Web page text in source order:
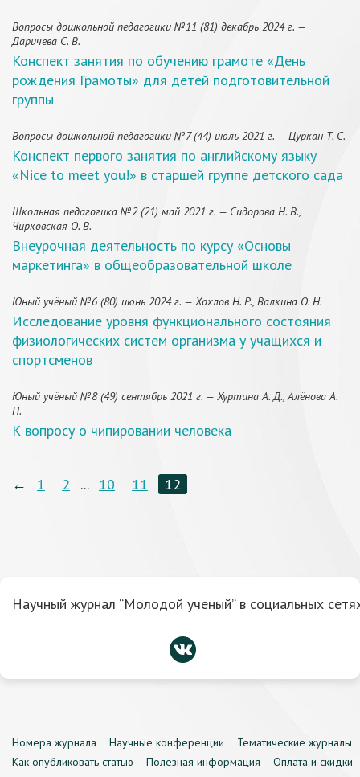
Вопросы дошкольной педагогики №11 (81) декабрь 2024 г. —
Даричева С. В.
Конспект занятия по обучению грамоте «День
рождения Грамоты» для детей подготовительной
группы
Вопросы дошкольной педагогики №7 (44) июль 2021 г. — Цуркан Т. С.
Конспект первого занятия по английскому языку
«Nice to meet you!» в старшей группе детского сада
Школьная педагогика №2 (21) май 2021 г. — Сидорова Н. В.,
Чирковская О. В.
Внеурочная деятельность по курсу «Основы
маркетинга» в общеобразовательной школе
Юный учёный №6 (80) июнь 2024 г. — Хохлов Н. Р., Валкина О. Н.
Исследование уровня функционального состояния
физиологических систем организма у учащихся и
спортсменов
Юный учёный №8 (49) сентябрь 2021 г. — Хуртина А. Д., Алёнова А.
Н.
К вопросу о чипировании человека
← 1 2 ... 10 11 12
Научный журнал “Молодой ученый” в социальных
Номера журнала Научные конференции
Тематические журналы
Как опубликовать статью
Полезная информация
Оплата и скидки